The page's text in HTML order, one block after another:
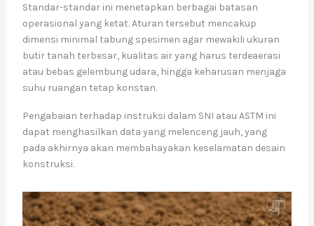
Standar-standar ini menetapkan berbagai batasan
operasional yang ketat. Aturan tersebut mencakup
dimensi minimal tabung spesimen agar mewakili ukuran
butir tanah terbesar, kualitas air yang harus terdeaerasi
atau bebas gelembung udara, hingga keharusan menjaga
suhu ruangan tetap konstan.
Pengabaian terhadap instruksi dalam SNI atau ASTM ini
dapat menghasilkan data yang melenceng jauh, yang
pada akhirnya akan membahayakan keselamatan desain
konstruksi.